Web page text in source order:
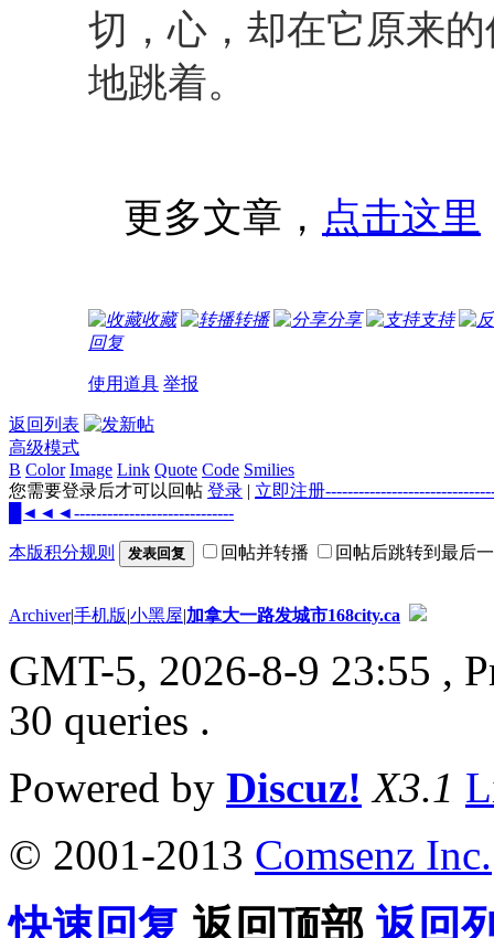
切，心，却在它原来
地跳着。
更多文章， 点击这里
收藏 转播 分享
支持
回复
使用道具 举报
返回列表
高级模式
B Color Image Link Quote Code Smilies
您需要登录后才可以回帖 登录 | 立即注册
█◄◄◄-----------------------------
本版积分规则 发表回复 回帖并转播 回帖后跳转到最后
Archiver|手机版|小黑屋|加拿大一路发城市168city.ca
GMT-5, 2026-8-9 23:55 ,
30 queries .
Powered by Discuz! X3.1
© 2001-2013 Comsenz Inc.
快速回复 返回顶部 返回